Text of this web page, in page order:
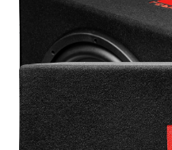
Мощность номинальная,
Коэффициент нелинейных